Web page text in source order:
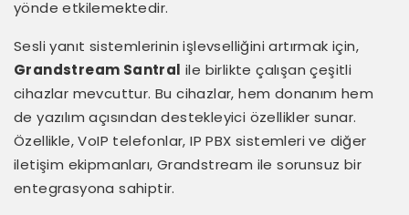
yönde etkilemektedir.
Sesli yanıt sistemlerinin işlevselliğini artırmak için,
Grandstream Santral ile birlikte çalışan çeşitli
cihazlar mevcuttur. Bu cihazlar, hem donanım hem
de yazılım açısından destekleyici özellikler sunar.
Özellikle, VoIP telefonlar, IP PBX sistemleri ve diğer
iletişim ekipmanları, Grandstream ile sorunsuz bir
entegrasyona sahiptir.